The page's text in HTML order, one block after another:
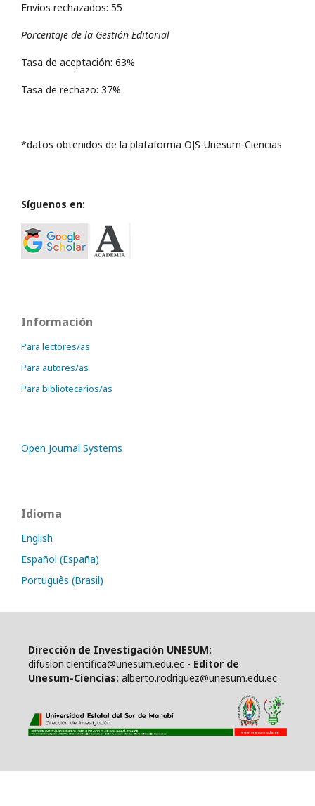
Envíos rechazados: 55
Porcentaje de la Gestión Editorial
Tasa de aceptación: 63%
Tasa de rechazo: 37%
*datos obtenidos de la plataforma OJS-Unesum-Ciencias
Síguenos en:
Información
Para lectores/as
Para autores/as
Para bibliotecarios/as
Open Journal Systems
Idioma
English
Español (España)
Português (Brasil)
Dirección de Investigación UNESUM:
difusion.cientifica@unesum.edu.ec - Editor de
Unesum-Ciencias: alberto.rodriguez@unesum.edu.ec